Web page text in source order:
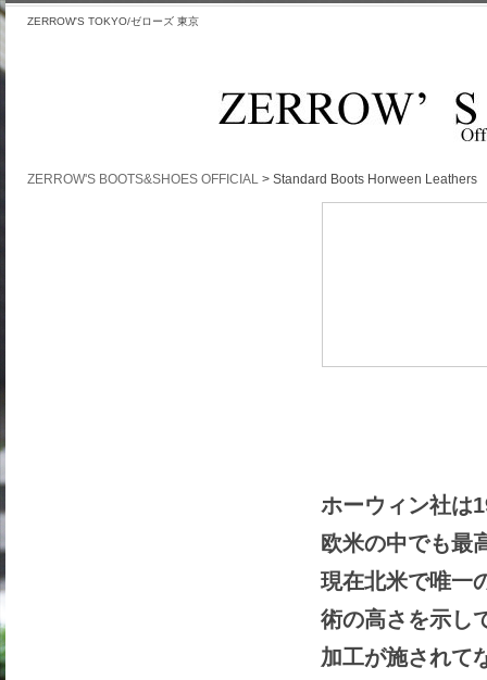
ZERROW'S TOKYO/ゼローズ 東京
ZERROW'S BOOTS&SHOES OFFICIAL > Standard Boots Horween Leathers
ホーウィン社は
欧米の中でも最
現在北米で唯一
術の高さを示し
加工が施されて